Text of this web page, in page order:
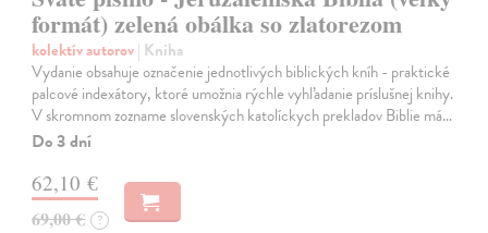
formát) zelená obálka so zlatorezom
kolektív autorov| Kniha
Vydanie obsahuje označenie jednotlivých biblických kníh - praktické
palcové indexátory, ktoré umožnia rýchle vyhľadanie príslušnej knihy.
V skromnom zozname slovenských katolíckych prekladov Biblie má…
Do 3 dní
62,10 €
69,00 € ?